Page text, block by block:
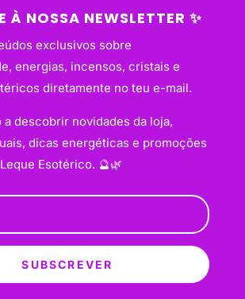
NOSSA NEWSLETTER ✨
exclusivos sobre
energias, incensos, cristais e
diretamente no teu e-mail.
a descobrir novidades da loja,
dicas energéticas e promoções
Esotérico. 🔮🌿
SUBSCREVER